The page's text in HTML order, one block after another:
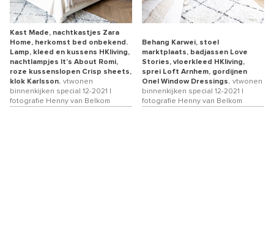
Kast Made, nachtkastjes Zara
Home, herkomst bed onbekend.
Lamp, kleed en kussens HKliving,
nachtlampjes It’s About Romi,
roze kussenslopen Crisp sheets,
klok Karlsson. vtwonen
binnenkijken special 12-2021 |
fotografie Henny van Belkom
Behang Karwei, stoel
marktplaats, badjassen Love
Stories, vloerkleed HKliving,
sprei Loft Arnhem, gordijnen
Onel Window Dressings. vtwonen
binnenkijken special 12-2021 |
fotografie Henny van Belkom